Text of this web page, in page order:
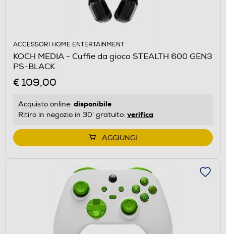
ACCESSORI HOME ENTERTAINMENT
KOCH MEDIA - Cuffie da gioco STEALTH 600 GEN3
PS-BLACK
€ 109,00
Acquisto online: disponibile
Ritiro in negozio in 30' gratuito: verifica
AGGIUNGI